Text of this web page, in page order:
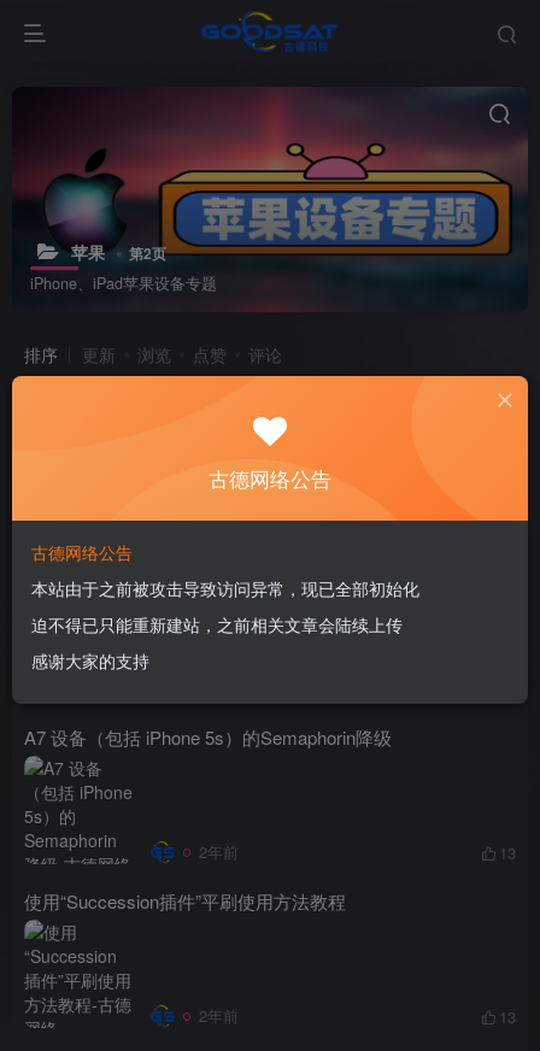
苹果 第2页
iPhone、iPad苹果设备专题
排序 更新 浏览 点赞 评论
新太极激活工具下载/教程/充值/开户(QQ交流二群号712301491)
10个月前 7
A7 设备（包括 iPhone 5s）的Semaphorin降级
2年前 13
使用“Succession插件”平刷使用方法教程
2年前 13
古德网络公告
古德网络公告
本站由于之前被攻击导致访问异常，现已全部初始化
迫不得已只能重新建站，之前相关文章会陆续上传
感谢大家的支持